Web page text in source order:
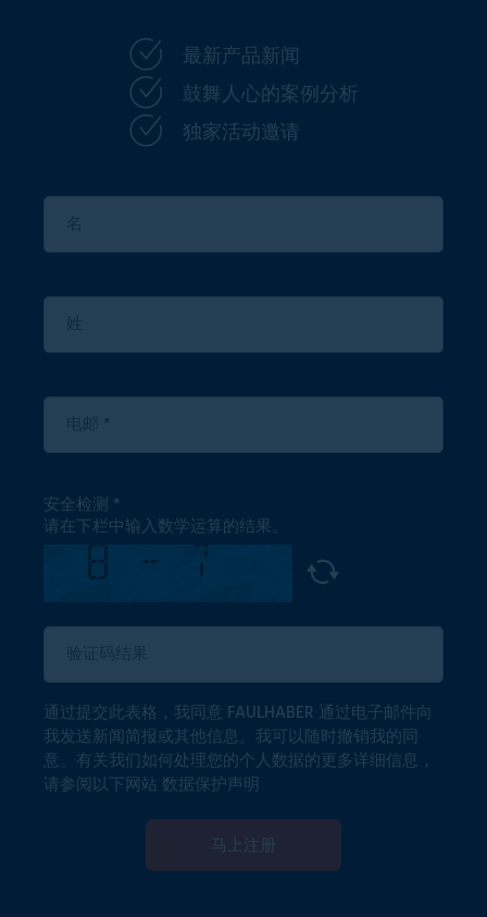
最新产品新闻
鼓舞人心的案例分析
独家活动邀请
安全检测
请在下栏中输入数学运算的结果。
通过提交此表格，我同意 FAULHABER 通过电子邮件向
我发送新闻简报或其他信息。我可以随时撤销我的同
意。有关我们如何处理您的个人数据的更多详细信息，
请参阅以下网站 数据保护声明
马上注册